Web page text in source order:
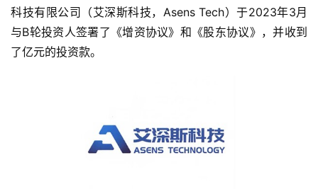
科技有限公司（艾深斯科技，Asens Tech）于2023年3月
与B轮投资人签署了《增资协议》和《股东协议》，并收到
了亿元的投资款。